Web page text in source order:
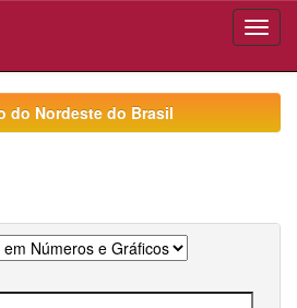
do Nordeste do Brasil